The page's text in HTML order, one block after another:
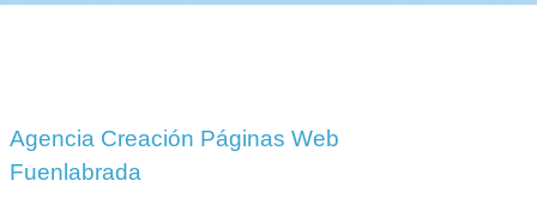
Agencia Creación Páginas Web
Fuenlabrada